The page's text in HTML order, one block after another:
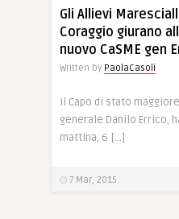
Gli Allievi
Coraggio giurano
nuovo CaSME gen
Written by PaolaCasoli
Il Capo di stato
generale Danilo Errico,
mattina, 6 […]
7 Mar, 2015